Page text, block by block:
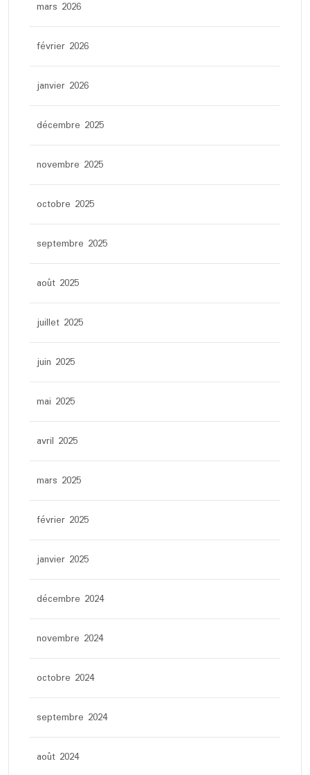
mars 2026
février 2026
janvier 2026
décembre 2025
novembre 2025
octobre 2025
septembre 2025
août 2025
juillet 2025
juin 2025
mai 2025
avril 2025
mars 2025
février 2025
janvier 2025
décembre 2024
novembre 2024
octobre 2024
septembre 2024
août 2024